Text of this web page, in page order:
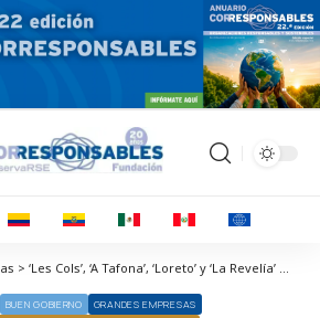
Corresponsables > Noticias > ‘Les Cols’, ‘A Tafona’, ‘Loreto’ y ‘La Revelía’ marcan la senda de la sostenibilidad desde las cocinas
BUEN GOBIERNO
GRANDES EMPRESAS